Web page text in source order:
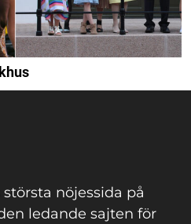
nöjessida på
ledande sajten för